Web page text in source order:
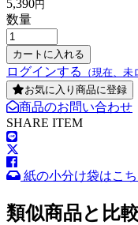
5,390円
数量
ログインする
（現在、未
お気に入り商品に登録
商品のお問い合わせ
SHARE ITEM
紙の小分け袋はこ
類似商品と比